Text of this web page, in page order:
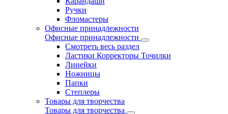
Ручки
Фломастеры
Офисные принадлежности
Офисные принадлежности
Смотреть весь раздел
Ластики Корректоры Точилки
Линейки
Ножницы
Папки
Степлеры
Товары для творчества
Товары для творчества